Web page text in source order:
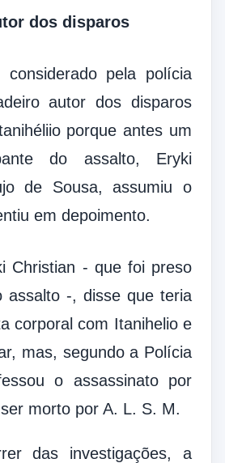
dos disparos
pela polícia
autor dos disparos
porque antes um
do assalto, Eryki
de Sousa, assumiu o
em depoimento.
Christian - que foi preso
assalto -, disse que teria
corporal com Itanihelio e
mas, segundo a Polícia
o assassinato por
morto por A. L. S. M.
das investigações, a